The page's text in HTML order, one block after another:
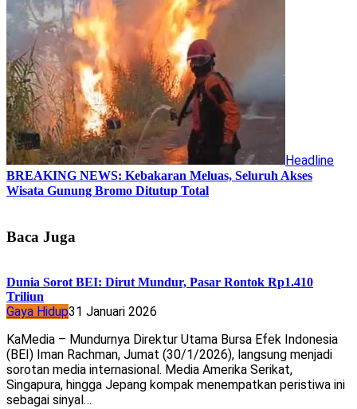
Headline
BREAKING NEWS: Kebakaran Meluas, Seluruh Akses
Wisata Gunung Bromo Ditutup Total
Baca Juga
Dunia Sorot BEI: Dirut Mundur, Pasar Rontok Rp1.410
Triliun
Gaya Hidup31 Januari 2026
KaMedia – Mundurnya Direktur Utama Bursa Efek Indonesia
(BEI) Iman Rachman, Jumat (30/1/2026), langsung menjadi
sorotan media internasional. Media Amerika Serikat,
Singapura, hingga Jepang kompak menempatkan peristiwa ini
sebagai sinyal…